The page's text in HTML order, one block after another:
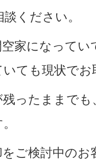
ください。
家になって
ても現状で
ったままで
ご検討中の